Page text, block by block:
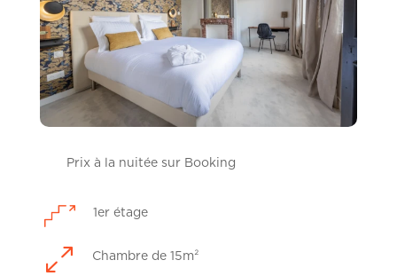
Prix à la nuitée sur Booking
1er étage
0 Chambre de 15m²